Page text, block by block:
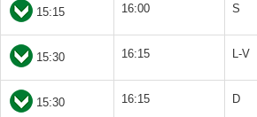
15:15 16:00 S
15:30 16:15 L-V
15:30 16:15 D